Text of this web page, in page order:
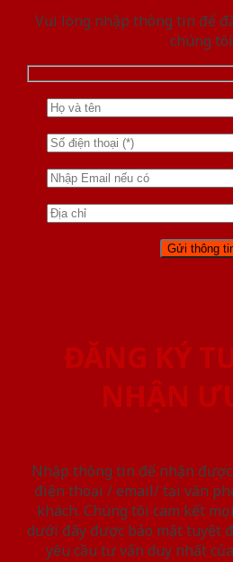
Vui lòng nhập thông tin để
chúng tôi
ĐĂNG KÝ
NHẬN
Nhập thông tin để nhận
điện thoại / email/ tại văn
khách. Chúng tôi cam kết
dưới đây được bảo mật tuyệt
yêu cầu tư vấn duy nhất